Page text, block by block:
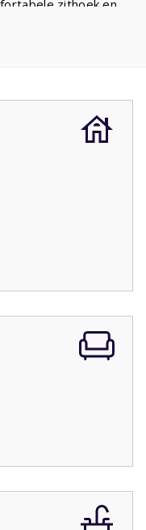
zithoek en
slaapkamers
is er een
en maar
is dit vaak dé
verdieping zijn ook
een boek te lezen
beschutte plekjes,
kiezen tussen